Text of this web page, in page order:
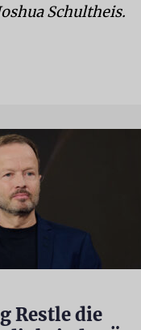
Schultheis.
Restle die